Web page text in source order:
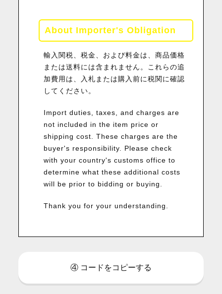
About Importer's Obligation
輸入関税、税金、および料金は、商品価格
または送料には含まれません。これらの追
加費用は、入札または購入前に税関に確認
してください。
Import duties, taxes, and charges are
not included in the item price or
shipping cost. These charges are the
buyer's responsibility. Please check
with your country's customs office to
determine what these additional costs
will be prior to bidding or buying.
Thank you for your understanding.
④ コードをコピーする